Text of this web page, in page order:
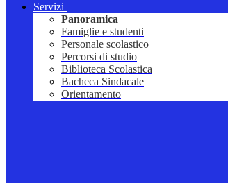
Servizi
Panoramica
Famiglie e studenti
Personale scolastico
Percorsi di studio
Biblioteca Scolastica
Bacheca Sindacale
Orientamento